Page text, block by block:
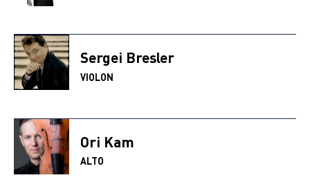
Sergei Bresler
VIOLON
Ori Kam
ALTO